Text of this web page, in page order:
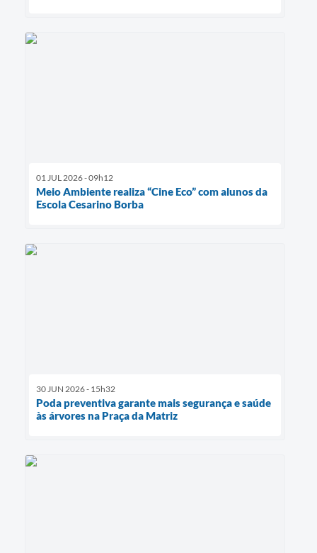
01 JUL 2026 - 09h12
Meio Ambiente realiza “Cine Eco” com alunos da
Escola Cesarino Borba
30 JUN 2026 - 15h32
Poda preventiva garante mais segurança e saúde
às árvores na Praça da Matriz